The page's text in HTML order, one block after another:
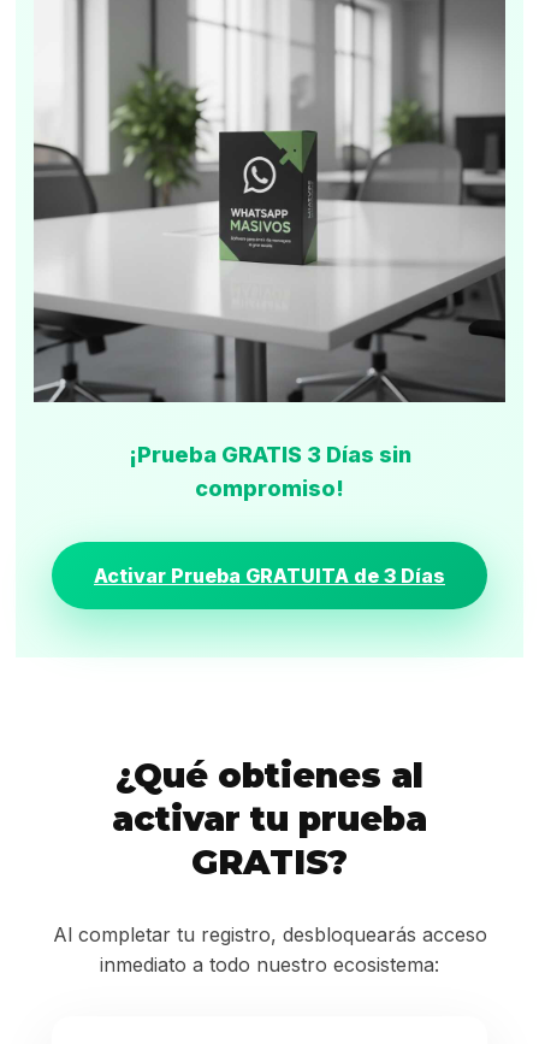
¡Prueba GRATIS 3 Días sin
compromiso!
Activar Prueba GRATUITA de 3 Días
¿Qué obtienes al
activar tu prueba
GRATIS?
Al completar tu registro, desbloquearás acceso
inmediato a todo nuestro ecosistema: